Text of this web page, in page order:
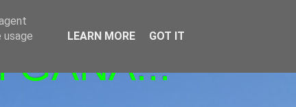
GANA!!!
LEARN MORE GOT IT